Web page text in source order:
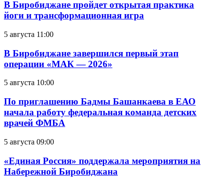
В Биробиджане пройдет открытая практика
йоги и трансформационная игра
5 августа 11:00
В Биробиджане завершился первый этап
операции «МАК — 2026»
5 августа 10:00
По приглашению Бадмы Башанкаева в ЕАО
начала работу федеральная команда детских
врачей ФМБА
5 августа 09:00
«Единая Россия» поддержала мероприятия на
Набережной Биробиджана